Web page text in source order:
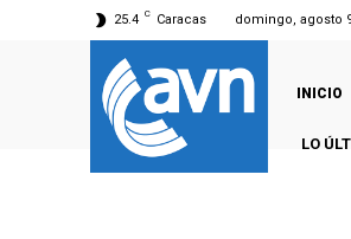
25.4 C Caracas domingo, agosto
INICIO
LO